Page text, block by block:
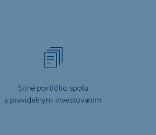
Silné portfólio spolu
s pravidelným investovaním